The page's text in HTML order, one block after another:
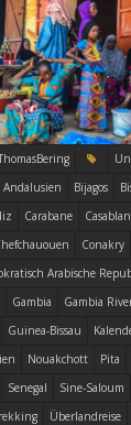
Andalusien Bijagos
Carabane
Conakry
Arabische
Gambia
Gambia
Guinea-Bissau
Nouakchott Pita
Senegal Sine-Saloum
Überlandreise